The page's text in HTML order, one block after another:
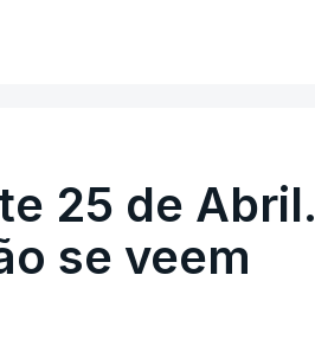
25 de Abril.
se veem